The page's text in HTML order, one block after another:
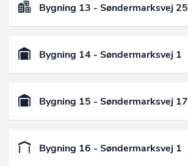
Bygning 13 - Søndermarksvej 25
Bygning 14 - Søndermarksvej 1
Bygning 15 - Søndermarksvej 17
Bygning 16 - Søndermarksvej 1